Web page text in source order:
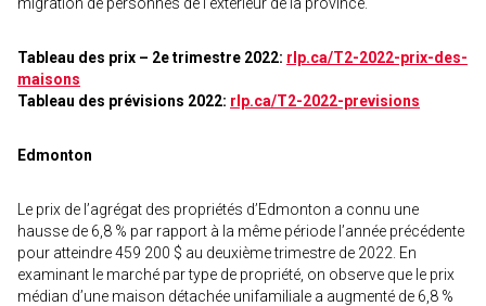
Tableau des prix – 2e trimestre 2022: rlp.ca/T2-2022-prix-des-
maisons
Tableau des prévisions 2022: rlp.ca/T2-2022-previsions
Edmonton
Le prix de l’agrégat des propriétés d’Edmonton a connu une
hausse de 6,8 % par rapport à la même période l’année précédente
pour atteindre 459 200 $ au deuxième trimestre de 2022. En
examinant le marché par type de propriété, on observe que le prix
médian d’une maison détachée unifamiliale a augmenté de 6,8 %